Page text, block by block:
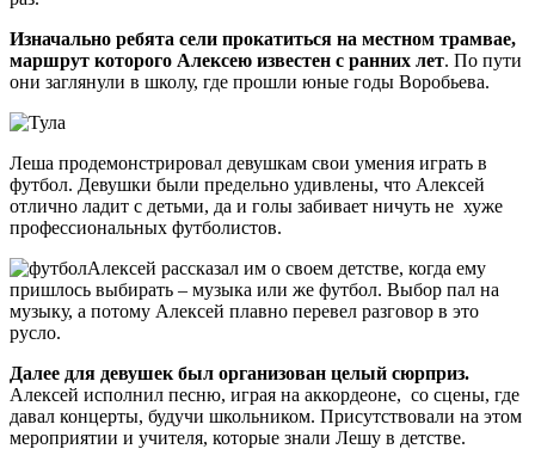
Изначально ребята сели прокатиться на местном трамвае,
маршрут которого Алексею известен с ранних лет. По пути
они заглянули в школу, где прошли юные годы Воробьева.
Леша продемонстрировал девушкам свои умения играть в
футбол. Девушки были предельно удивлены, что Алексей
отлично ладит с детьми, да и голы забивает ничуть не хуже
профессиональных футболистов.
Алексей рассказал им о своем детстве, когда ему
пришлось выбирать – музыка или же футбол. Выбор пал на
музыку, а потому Алексей плавно перевел разговор в это
русло.
Далее для девушек был организован целый сюрприз.
Алексей исполнил песню, играя на аккордеоне, со сцены, где
давал концерты, будучи школьником. Присутствовали на этом
мероприятии и учителя, которые знали Лешу в детстве.